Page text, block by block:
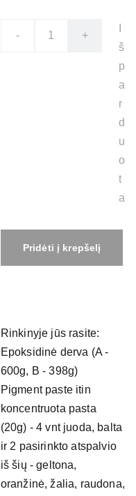
- +
š
p
a
r
d
u
o
t
a
Pridėti į krepšelį
Rinkinyje jūs rasite:
Epoksidinė derva (A -
600g, B - 398g)
Pigment paste itin
koncentruota pasta
(20g) - 4 vnt juoda, balta
ir 2 pasirinkto atspalvio
iš šių - geltona,
oranžinė, žalia, raudona,